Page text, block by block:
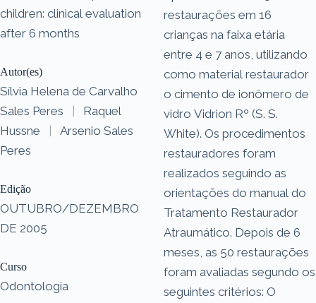
children: clinical evaluation
after 6 months
Autor(es)
Sílvia Helena de Carvalho
Sales Peres
|
Raquel
Hussne
|
Arsenio Sales
Peres
Edição
OUTUBRO/DEZEMBRO
DE 2005
Curso
Odontologia
restaurações em 16
crianças na faixa etária
entre 4 e 7 anos, utilizando
como material restaurador
o cimento de ionômero de
vidro Vidrion Rº (S. S.
White). Os procedimentos
restauradores foram
realizados seguindo as
orientações do manual do
Tratamento Restaurador
Atraumático. Depois de 6
meses, as 50 restaurações
foram avaliadas segundo os
seguintes critérios: O